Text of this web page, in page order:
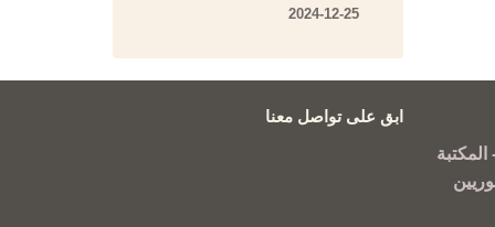
ابق على تواصل معنا